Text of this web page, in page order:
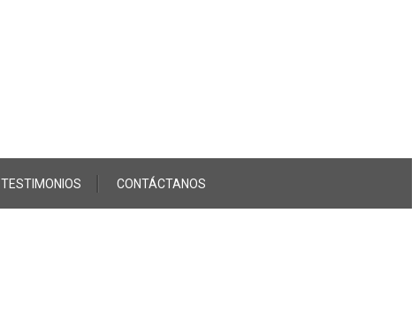
TESTIMONIOS CONTÁCTANOS